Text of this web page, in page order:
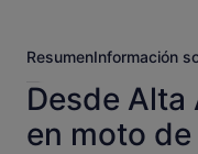
ResumenInformación
Desde Alta
en moto